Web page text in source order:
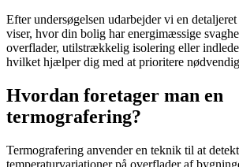
Efter undersøgelsen udarbejder vi en
viser, hvor din bolig har energimæssige
overflader, utilstrækkelig isolering eller
hvilket hjælper dig med at prioritere
Hvordan foretager man en
termografering?
Termografering anvender en teknik til at
temperaturvariationer på overflader af